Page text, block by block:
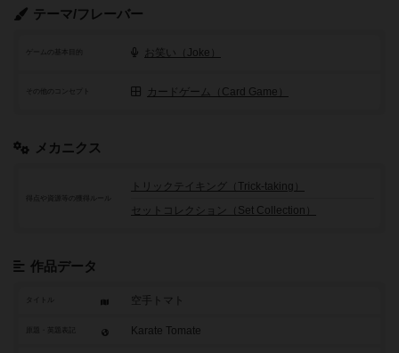
テーマ/フレーバー
ゲームの基本目的 お笑い（Joke）
その他のコンセプト カードゲーム（Card Game）
メカニクス
トリックテイキング（Trick-taking）
セットコレクション（Set Collection）
作品データ
タイトル 空手トマト
Karate Tomate